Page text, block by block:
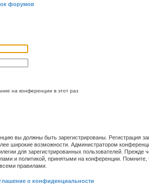
форумов
на конференции в этот раз
вы должны быть зарегистрированы. Регистрация
широкие возможности. Администратором
для зарегистрированных пользователей. Прежде
и политикой, принятыми на конференции.
правилами.
о конфиденциальности